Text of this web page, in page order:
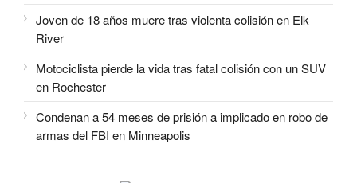
Joven de 18 años muere tras violenta colisión en Elk
River
Motociclista pierde la vida tras fatal colisión con un SUV
en Rochester
Condenan a 54 meses de prisión a implicado en robo de
armas del FBI en Minneapolis